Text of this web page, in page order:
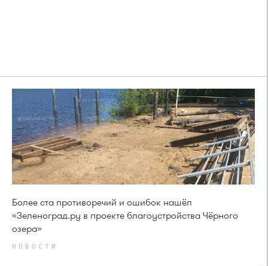
Более ста противоречий и ошибок нашёл
«Зеленоград.ру в проекте благоустройства Чёрного
озера»
НОВОСТИ